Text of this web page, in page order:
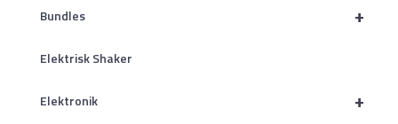
+
Bundles
Elektrisk Shaker
+
Elektronik